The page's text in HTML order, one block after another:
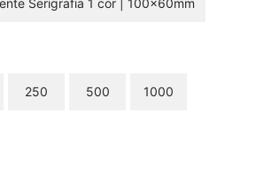
Serigrafia 1 cor | 100x60mm
250 500 1000